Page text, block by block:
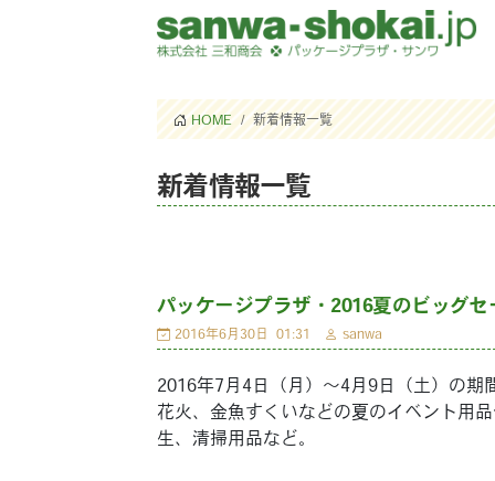
HOME 新着情報一覧
新着情報一覧
パッケージプラザ・2016夏のビッグセ
2016年6月30日 01:31 sanwa
2016年7月4日（月）〜4月9日（土）の期
花火、金魚すくいなどの夏のイベント用
生、清掃用品など。